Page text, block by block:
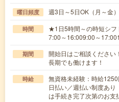
曜日頻度 週3日～5日OK（月～
時間
★1日5時間～の時短シフ
7:00～16:009:00～
期間
開始日はご相談くださ
長期でも働けます！
時給
無資格未経験：時給
日払い／週払い制度あ
は手続き完了次第のお支